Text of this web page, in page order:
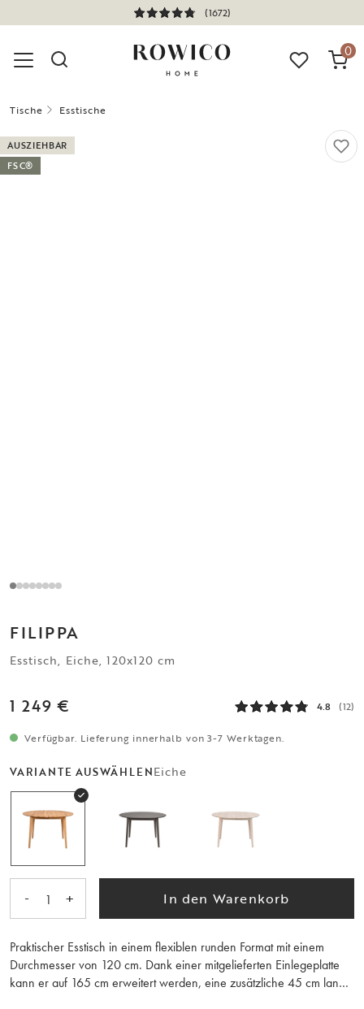
(1672)
0
Tische Esstische
AUSZIEHBAR
FSC®
FILIPPA
Esstisch, Eiche, 120x120 cm
1 249 € 4.8 (12)
Verfügbar. Lieferung innerhalb von 3-7 Werktagen.
VARIANTE AUSWÄHLENEiche
- 1 + In den Warenkorb
Praktischer Esstisch in einem flexiblen runden Format mit einem
Durchmesser von 120 cm. Dank einer mitgelieferten Einlegeplatte
kann er auf 165 cm erweitert werden, eine zusätzliche 45 cm lange